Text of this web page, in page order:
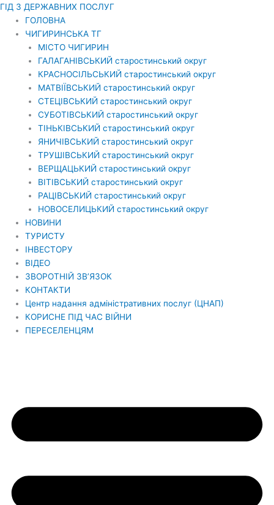
Перейти
вмісту
ГІД З ДЕРЖАВНИХ ПОСЛУГ
ГОЛОВНА
ЧИГИРИНСЬКА ТГ
МІСТО ЧИГИРИН
ГАЛАГАНІВСЬКИЙ старостинський округ
КРАСНОСІЛЬСЬКИЙ старостинський округ
МАТВІЇВСЬКИЙ старостинський округ
СТЕЦІВСЬКИЙ старостинський округ
СУБОТІВСЬКИЙ старостинський округ
ТІНЬКІВСЬКИЙ старостинський округ
ЯНИЧІВСЬКИЙ старостинський округ
ТРУШІВСЬКИЙ старостинський округ
ВЕРЩАЦЬКИЙ старостинський округ
ВІТІВСЬКИЙ старостинський округ
РАЦІВСЬКИЙ старостинський округ
НОВОСЕЛИЦЬКИЙ старостинський округ
НОВИНИ
ТУРИСТУ
ІНВЕСТОРУ
ВІДЕО
ЗВОРОТНІЙ ЗВ’ЯЗОК
КОНТАКТИ
Центр надання адміністративних послуг (ЦНАП)
КОРИСНЕ ПІД ЧАС ВІЙНИ
ПЕРЕСЕЛЕНЦЯМ